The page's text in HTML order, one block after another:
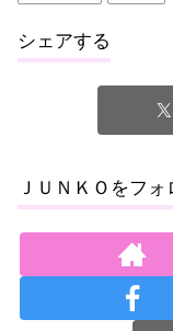
シェアする
ＪＵＮＫＯをフォ